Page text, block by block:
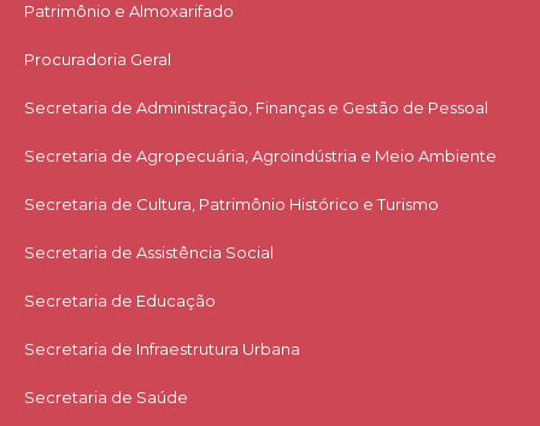
Patrimônio e Almoxarifado
Procuradoria Geral
Secretaria de Administração, Finanças e Gestão de Pessoal
Secretaria de Agropecuária, Agroindústria e Meio Ambiente
Secretaria de Cultura, Patrimônio Histórico e Turismo
Secretaria de Assistência Social
Secretaria de Educação
Secretaria de Infraestrutura Urbana
Secretaria de Saúde